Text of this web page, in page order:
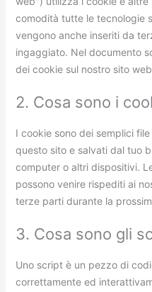
comodità tutte le tecnologie
vengono anche inseriti da
ingaggiato. Nel documento
dei cookie sul nostro sito
2. Cosa sono i
I cookie sono dei semplici
questo sito e salvati dal tuo
computer o altri dispositivi.
possono venire rispediti ai
terze parti durante la
3. Cosa sono gli
Uno script è un pezzo di
correttamente ed